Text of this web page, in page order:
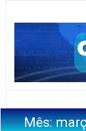
Mês: